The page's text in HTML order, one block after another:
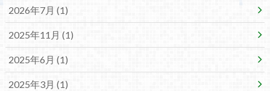
2026年7月 (1)
2025年11月 (1)
2025年6月 (1)
2025年3月 (1)